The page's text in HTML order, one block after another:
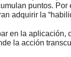
puntos.
adquirir la
en la aplicación,
la acción